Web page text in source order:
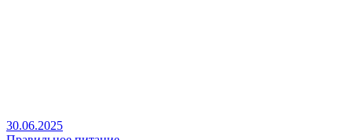
30.06.2025